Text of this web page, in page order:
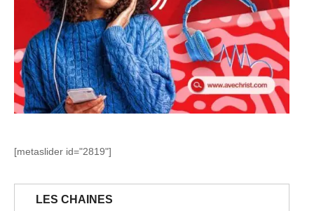
[metaslider id="2819"]
LES CHAINES